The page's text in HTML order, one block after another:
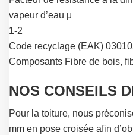
vapeur d’eau μ
1-2
Code recyclage (EAK)
Composants Fibre de bois,
NOS CONSEILS
Pour la toiture, nous
mm en pose croisée afin